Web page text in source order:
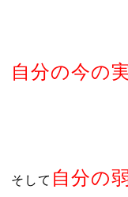
自分の今の
そして 自分の